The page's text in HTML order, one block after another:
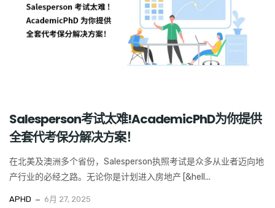
Salesperson考试太难!AcademicPhD为你提供
全套代考保分解决方案！
在北美及澳洲多个省份，Salesperson执照考试是众多从业者迈向地
产行业的必经之路。无论你是计划进入房地产 [&hell...
APHD 6月 27, 2025